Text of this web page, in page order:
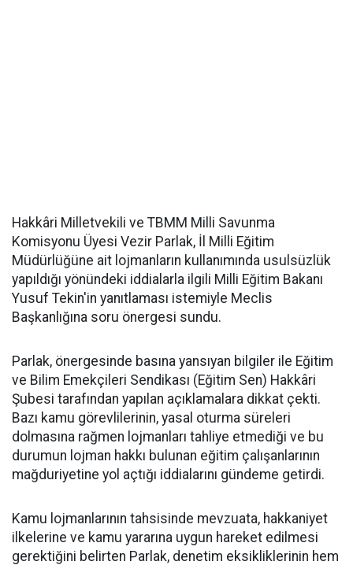
Hakkâri Milletvekili ve TBMM Milli Savunma
Komisyonu Üyesi Vezir Parlak, İl Milli Eğitim
Müdürlüğüne ait lojmanların kullanımında usulsüzlük
yapıldığı yönündeki iddialarla ilgili Milli Eğitim Bakanı
Yusuf Tekin'in yanıtlaması istemiyle Meclis
Başkanlığına soru önergesi sundu.
Parlak, önergesinde basına yansıyan bilgiler ile Eğitim
ve Bilim Emekçileri Sendikası (Eğitim Sen) Hakkâri
Şubesi tarafından yapılan açıklamalara dikkat çekti.
Bazı kamu görevlilerinin, yasal oturma süreleri
dolmasına rağmen lojmanları tahliye etmediği ve bu
durumun lojman hakkı bulunan eğitim çalışanlarının
mağduriyetine yol açtığı iddialarını gündeme getirdi.
Kamu lojmanlarının tahsisinde mevzuata, hakkaniyet
ilkelerine ve kamu yararına uygun hareket edilmesi
gerektiğini belirten Parlak, denetim eksikliklerinin hem